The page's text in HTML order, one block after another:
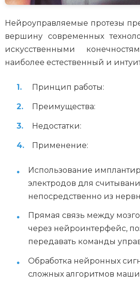
Нейроуправляемые протезы
вершину современных
искусственными
наиболее естественный и
Принцип работы:
Преимущества:
Недостатки:
Применение:
Использование
электродов для
непосредственно из
Прямая связь между
через нейроинтерфейс,
передавать команды
Обработка нейронных
сложных алгоритмов